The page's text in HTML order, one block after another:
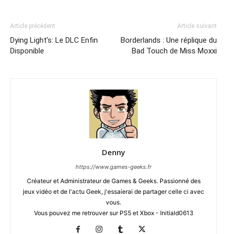
Article précédent
Dying Light’s: Le DLC Enfin
Disponible
Article suivant
Borderlands : Une réplique du
Bad Touch de Miss Moxxi
Denny
https://www.games-geeks.fr
Créateur et Administrateur de Games & Geeks. Passionné des
jeux vidéo et de l'actu Geek, j'essaierai de partager celle ci avec
vous.
Vous pouvez me retrouver sur PS5 et Xbox - Initiald0613